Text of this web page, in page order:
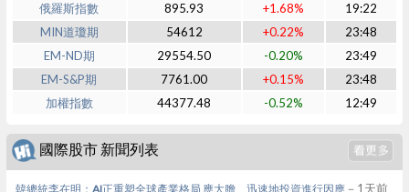
俄羅斯指數
895.93 +1.68%
19:22
MIN道瓊期
54612 +0.22%
23:48
EM-ND期
29554.50 -0.20%
23:49
EM-S&P期
7761.00 +0.15%
23:48
加權指數
44377.48 -0.52% 12:49
國際股市 新聞列表
韓總統李在明：AI正重塑全球產業格局 應大膽、迅速地投資進行因應－1天前